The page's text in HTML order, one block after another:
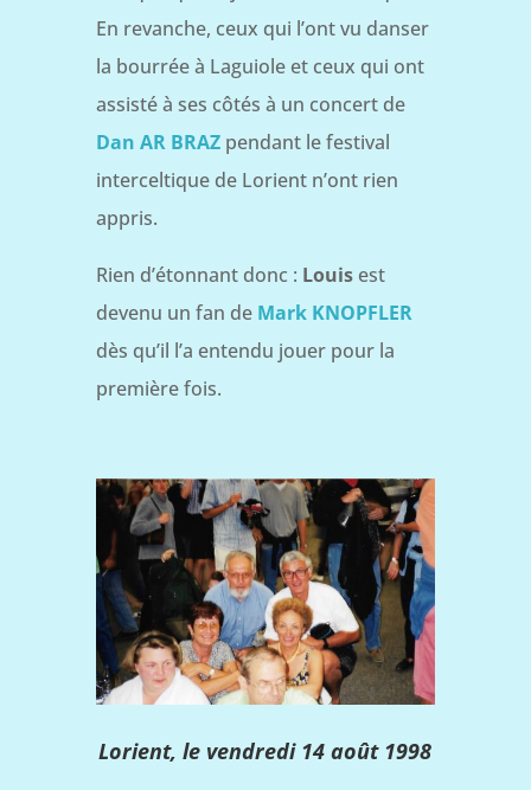
En revanche, ceux qui l’ont vu danser
la bourrée à Laguiole et ceux qui ont
assisté à ses côtés à un concert de
Dan AR BRAZpendant le festival
interceltique de Lorient n’ont rien
appris.
Rien d’étonnant donc : Louisest
devenu un fan de Mark KNOPFLER
dès qu’il l’a entendu jouer pour la
première fois.
Lorient, le vendredi 14 août 1998